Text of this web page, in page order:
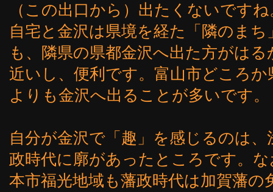
（この出口から）出たくないです
自宅と金沢は県境を経た「隣のま
も、隣県の県都金沢へ出た方がはる
近いし、便利です。富山市どころ
よりも金沢へ出ることが多いです。
自分が金沢で「趣」を感じるのは
政時代に廓があったところです。な
本市福光地域も藩政時代は加賀藩